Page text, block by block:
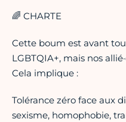
🌈 CHARTE
Cette boum est avant
LGBTQIA+, mais nos
Cela implique :
Tolérance zéro face aux
sexisme, homophobie,